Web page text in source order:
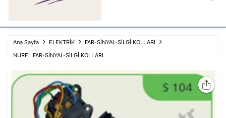
Ana Sayfa ELEKTRİK
FAR-SİNYAL-SİLGİ KOLLARI
NUREL FAR-SİNYAL-SİLGİ KOLLARI